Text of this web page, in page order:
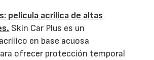
película acrílica de altas
Skin Car Plus es un
en base acuosa
ofrecer protección temporal